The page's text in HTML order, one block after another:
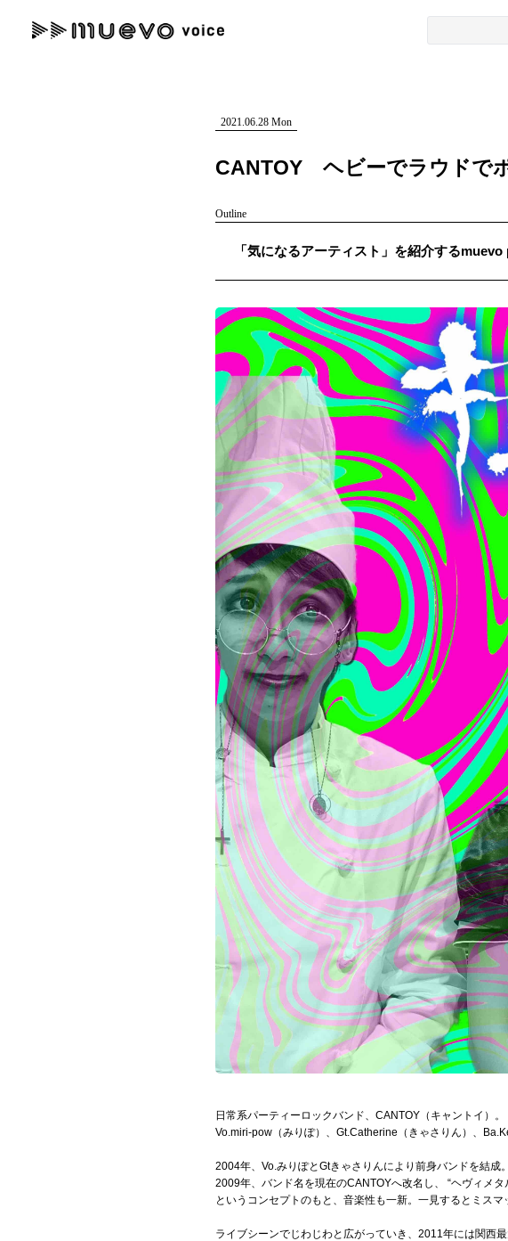
#女性SSW #ロック #男性シンガー #HR/HM #
"読者の声を形にする”音楽特化メディア
2021.06.28 Mon
CANTOY ヘビーでラウドで
Outline
「気になるアーティスト」を紹介する
日常系パーティーロックバンド、CANTOY（キャントイ）。
Vo.miri-pow（みりぽ）、Gt.Catherine（きゃさりん）、
2004年、Vo.みりぽとGtきゃさりんにより前身バンドを結成。
2009年、バンド名を現在のCANTOYへ改名し、 “ヘヴィメタ
というコンセプトのもと、音楽性も一新。一見するとミス
ライブシーンでじわじわと広がっていき、2011年には関西